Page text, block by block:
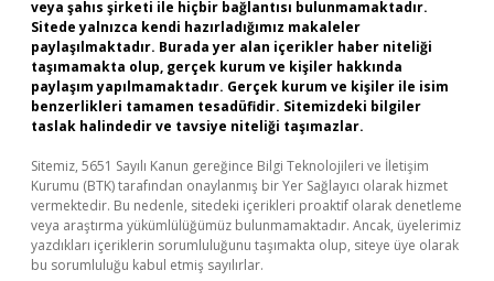
veya şahıs şirketi ile hiçbir bağlantısı bulunmamaktadır.
Sitede yalnızca kendi hazırladığımız makaleler
paylaşılmaktadır. Burada yer alan içerikler haber niteliği
taşımamakta olup, gerçek kurum ve kişiler hakkında
paylaşım yapılmamaktadır. Gerçek kurum ve kişiler ile isim
benzerlikleri tamamen tesadüfidir. Sitemizdeki bilgiler
taslak halindedir ve tavsiye niteliği taşımazlar.
Sitemiz, 5651 Sayılı Kanun gereğince Bilgi Teknolojileri ve İletişim
Kurumu (BTK) tarafından onaylanmış bir Yer Sağlayıcı olarak hizmet
vermektedir. Bu nedenle, sitedeki içerikleri proaktif olarak denetleme
veya araştırma yükümlülüğümüz bulunmamaktadır. Ancak, üyelerimiz
yazdıkları içeriklerin sorumluluğunu taşımakta olup, siteye üye olarak
bu sorumluluğu kabul etmiş sayılırlar.